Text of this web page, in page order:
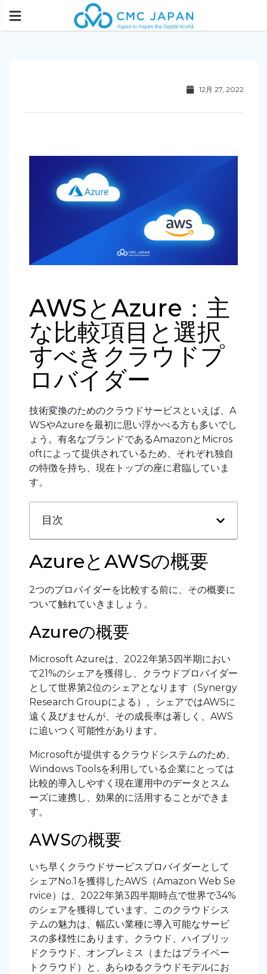
12月 27, 2022
AWSとAzure：主
な比較項目と選択
すべきクラウドプ
ロバイダー
技術変換のためのクラウドサービスといえば、A
WSやAzureを最初に思い浮かべる方も多いでし
ょう。有名なブランドであるAmazonとMicros
oftによって提供されているため、それぞれ独自
の特徴を持ち、現在トップの座に君臨していま
す。
目次
AzureとAWSの概要
2つのプロバイダーを比較する前に、その概要に
ついて触れていきましょう。
Azureの概要
Microsoft Azureは、2022年第3四半期におい
て21%のシェアを獲得し、クラウドプロバイダー
として世界第2位のシェアとなります（Synergy
Research Groupによる）。シェアではAWSに
遠く及びませんが、その成長率は著しく、AWS
に追いつく可能性があります。
Microsoftが提供するクラウドシステムのため、
Windows Toolsを利用している企業にとっては
比較的導入しやすく現在運用中のデータとスム
ーズに連携し、効果的に活用することができま
す。
AWSの概要
いち早くクラウドサービスプロバイダーとして
シェアNo.1を獲得したAWS（Amazon Web Se
rvice）は、2022年第3四半期時点で世界で34%
のシェアを獲得しています。このクラウドシス
テムの魅力は、幅広い業種に導入可能なサービ
スの多様性にあります。クラウド、ハイブリッ
ドクラウド、オンプレミス（またはプライベー
トクラウド）と、あらゆるクラウドモデルにお